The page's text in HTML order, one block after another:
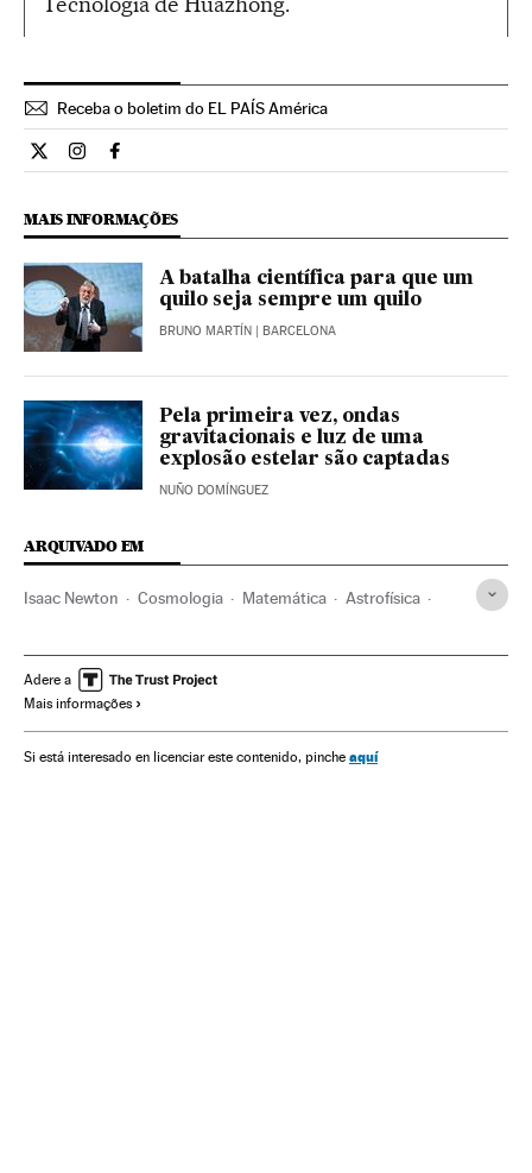
Receba o boletim do EL PAÍS América
Ciencia El País Brasil en Twitter
Ciencia El País Brasil en Instagram
Ciencia El País Brasil en Facebook
MAIS INFORMAÇÕES
A batalha científica para que um
quilo seja sempre um quilo
BRUNO MARTÍN | BARCELONA
Pela primeira vez, ondas
gravitacionais e luz de uma
explosão estelar são captadas
NUÑO DOMÍNGUEZ
ARQUIVADO EM
Isaac Newton Cosmologia Matemática Astrofísica
Ciências exatas Ásia Sociedade
Adere a
Mais informações
Si está interesado en licenciar este contenido, pinche aquí